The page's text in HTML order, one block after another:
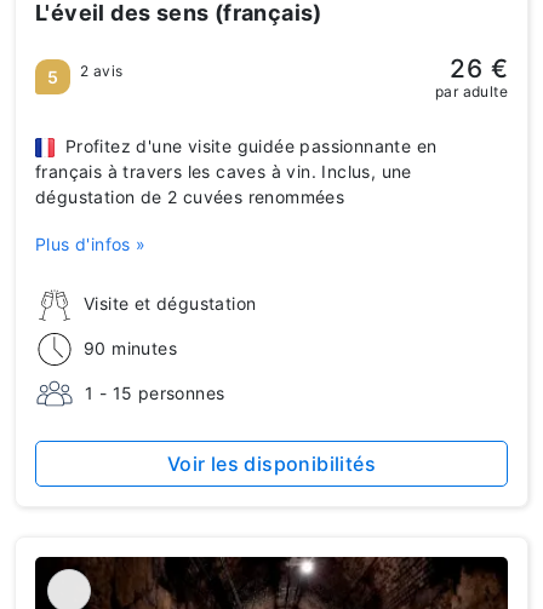
L'éveil des sens (français)
Visite et dégustation
90 minutes
1 - 15 personnes
Profitez d'une visite guidée passionnante en
français à travers les caves à vin. Inclus, une
dégustation de 2 cuvées renommées
Plus d'infos »
5 2 avis 26 €
par adulte
Voir les disponibilités